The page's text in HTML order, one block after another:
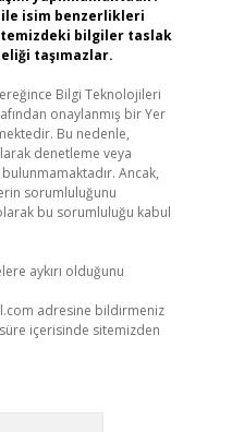
isim benzerlikleri
bilgiler taslak
taşımazlar.
Bilgi Teknolojileri
onaylanmış bir Yer
Bu nedenle,
denetleme veya
Ancak,
sorumluluğunu
bu sorumluluğu kabul
aykırı olduğunu
adresine bildirmeniz
içerisinde sitemizden